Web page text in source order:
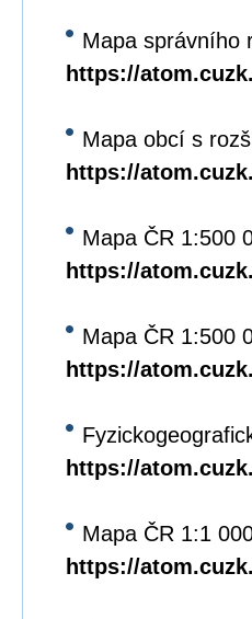
Mapa správního
https://
Mapa obcí s
https://
Mapa ČR 1:500
https://
Mapa ČR 1:500
https://
https://
Mapa ČR 1:1
https://